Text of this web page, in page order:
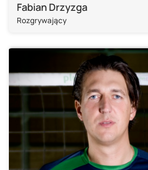
Fabian Drzyzga
Rozgrywający